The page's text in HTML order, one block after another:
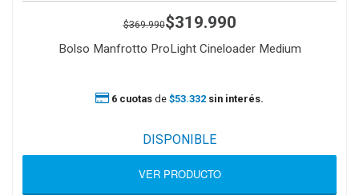
$369.990$319.990
Bolso Manfrotto ProLight Cineloader Medium
6 cuotas de $53.332 sin interés.
DISPONIBLE
VER PRODUCTO